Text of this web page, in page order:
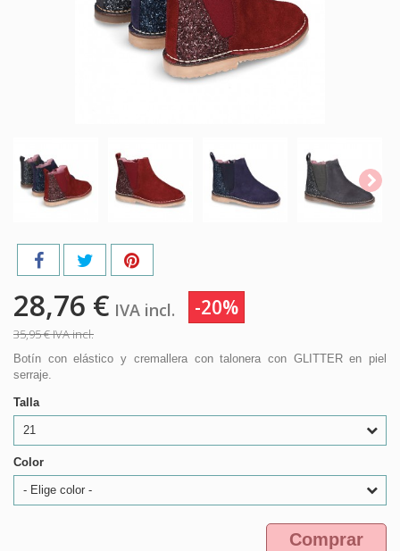
28,76 € IVA incl. -20%
35,95 €IVA incl.
Botín con elástico y cremallera con talonera con GLITTER en piel
serraje.
Talla
21
Color
- Elige color -
Comprar